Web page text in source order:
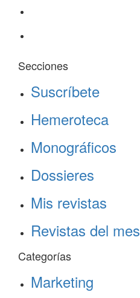
Secciones
Suscríbete
Hemeroteca
Monográficos
Dossieres
Mis revistas
Revistas del mes
Categorías
Marketing